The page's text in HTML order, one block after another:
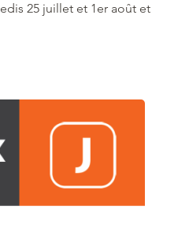
25 juillet et 1er août et